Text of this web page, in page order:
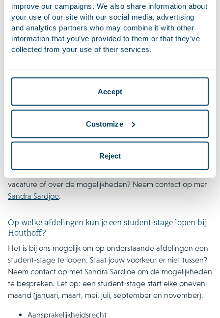
improve our campaigns. We also share information about
your use of our site with our social media, advertising
and analytics partners who may combine it with other
information that you’ve provided to them or that they’ve
collected from your use of their services.
Accept
Customize
Reject
met vestigingen in Brussel, Londen en New York. Tot onze
cliënten behoren beursgenoteerde bedrijven, grote
financiële instellingen, private equity huizen en overheden,
die stuk voor stuk hoge eisen stellen en inventieve
oplossingen wensen.
meer over onze diversiteit- en
inclusiviteitsinitiatieven en onze maatschappelijke
Wij zijn benieuwd naar jou!
Enthousiast geworden na het lezen van deze vacature?
Solliciteer dan direct! Wil je graag meer weten over de
vacature of over de mogelijkheden? Neem contact op met
Sandra Sardjoe.
Op welke afdelingen kun je een student-stage lopen bij
Houthoff?
Het is bij ons mogelijk om op onderstaande afdelingen een
student-stage te lopen. Staat jouw voorkeur er niet tussen?
Neem contact op met Sandra Sardjoe om de mogelijkheden
te bespreken. Let op: een student-stage start elke oneven
maand (januari, maart, mei, juli, september en november).
Aansprakelijkheidsrecht